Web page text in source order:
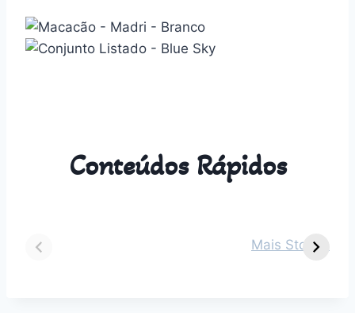
Conteúdos Rápidos
Mais Stories
seu bebê de 2
sobre Parto